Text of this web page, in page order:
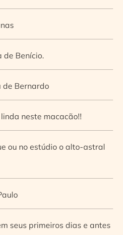
de Benício.
de Bernardo
neste macacão!!
ou no estúdio o alto-astral
seus primeiros dias e antes